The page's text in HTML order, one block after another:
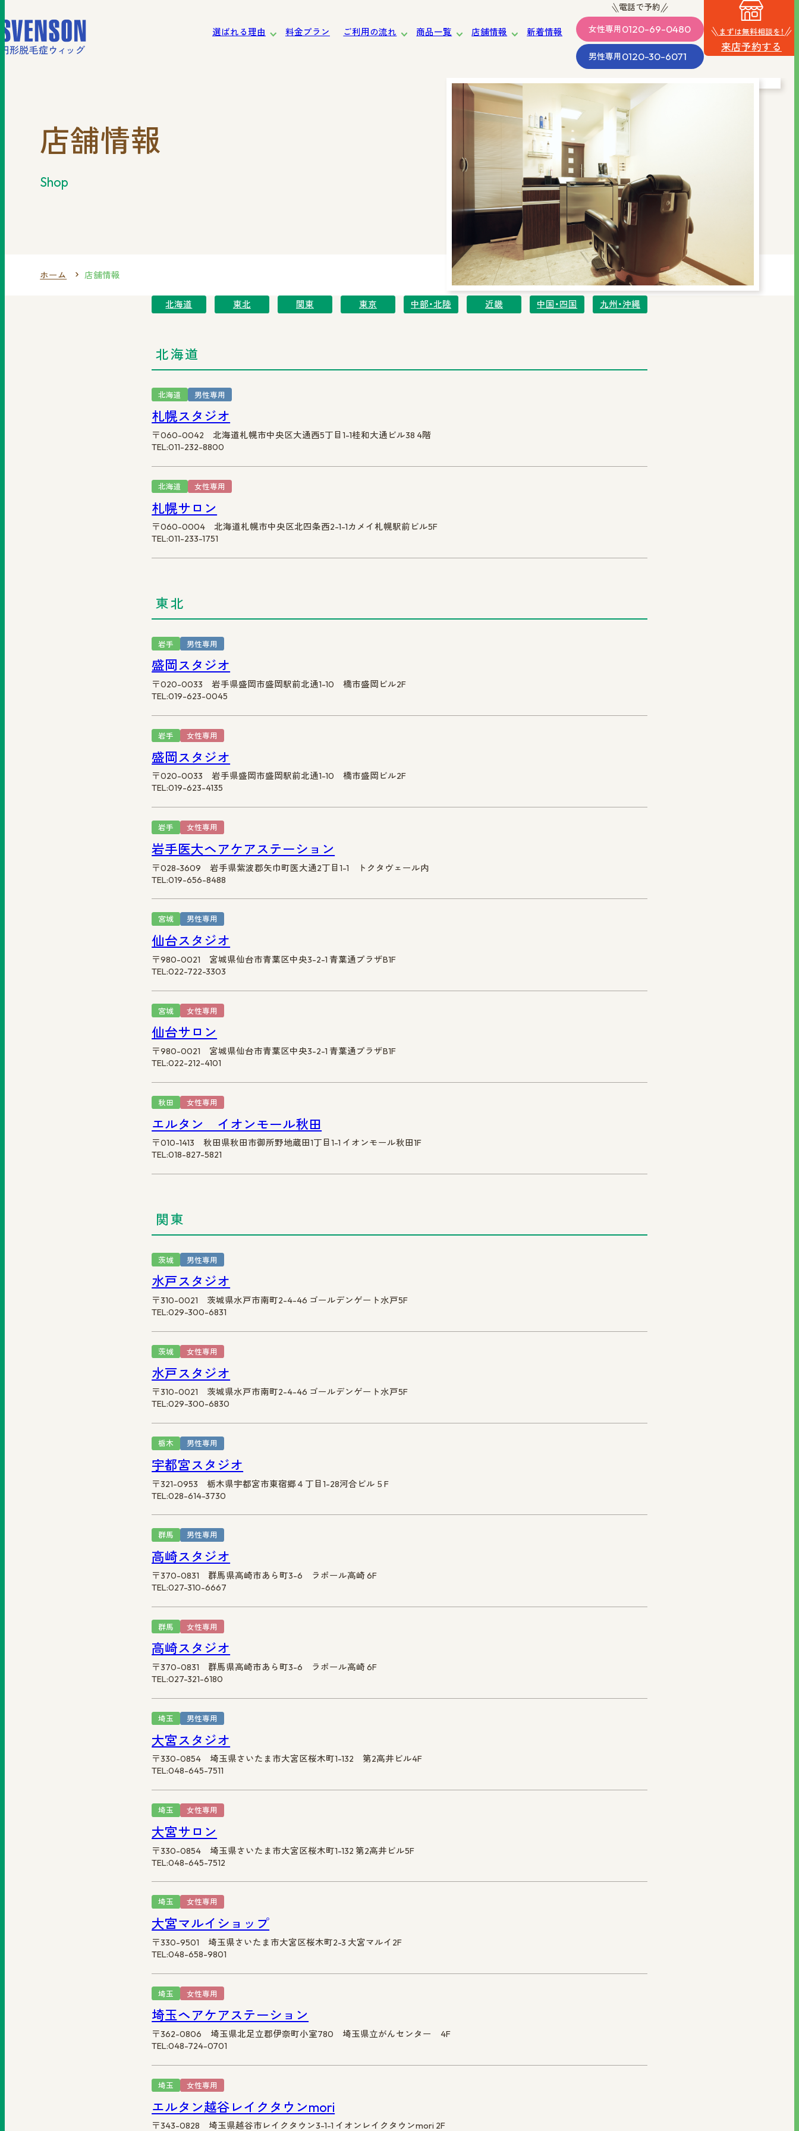
選ばれる理由
サービスの特長
料金プラン ご利用の流れ
お渡しまでの流れ
商品一覧 店舗情報
中国・四国 九州・沖縄
新着情報
電話で予約
女性専用0120-69-0480
男性専用0120-30-6071
まずは無料相談を！
来店予約する
店舗情報
shop
ホーム 店舗情報
北海道 東北 関東 東京 中部・北陸 近畿 中国・四国 九州・沖縄
北海道
北海道 男性専用
札幌スタジオ
〒060-0042 北海道札幌市中央区大通西5丁目1-1桂和大通ビル38 4階
TEL:011-232-8800
北海道 女性専用
札幌サロン
〒060-0004 北海道札幌市中央区北四条西2-1-1カメイ札幌駅前ビル5F
TEL:011-233-1751
東北
岩手 男性専用
盛岡スタジオ
〒020-0033 岩手県盛岡市盛岡駅前北通1-10 橋市盛岡ビル2F
TEL:019-623-0045
岩手 女性専用
盛岡スタジオ
〒020-0033 岩手県盛岡市盛岡駅前北通1-10 橋市盛岡ビル2F
TEL:019-623-4135
岩手 女性専用
岩手医大ヘアケアステーション
〒028-3609 岩手県紫波郡矢巾町医大通2丁目1-1 トクタヴェール内
TEL:019-656-8488
宮城 男性専用
仙台スタジオ
〒980-0021 宮城県仙台市青葉区中央3-2-1 青葉通プラザB1F
TEL:022-722-3303
宮城 女性専用
仙台サロン
〒980-0021 宮城県仙台市青葉区中央3-2-1 青葉通プラザB1F
TEL:022-212-4101
秋田 女性専用
エルタン イオンモール秋田
〒010-1413 秋田県秋田市御所野地蔵田1丁目1-1 イオンモール秋田1F
TEL:018-827-5821
関東
茨城 男性専用
水戸スタジオ
〒310-0021 茨城県水戸市南町2-4-46 ゴールデンゲート水戸5F
TEL:029-300-6831
茨城 女性専用
水戸スタジオ
〒310-0021 茨城県水戸市南町2-4-46 ゴールデンゲート水戸5F
TEL:029-300-6830
栃木 男性専用
宇都宮スタジオ
〒321-0953 栃木県宇都宮市東宿郷４丁目1-28河合ビル５F
TEL:028-614-3730
群馬 男性専用
高崎スタジオ
〒370-0831 群馬県高崎市あら町3-6 ラポール高崎 6F
TEL:027-310-6667
群馬 女性専用
高崎スタジオ
〒370-0831 群馬県高崎市あら町3-6 ラポール高崎 6F
TEL:027-321-6180
埼玉 男性専用
大宮スタジオ
〒330-0854 埼玉県さいたま市大宮区桜木町1-132 第2高井ビル4F
TEL:048-645-7511
埼玉 女性専用
大宮サロン
〒330-0854 埼玉県さいたま市大宮区桜木町1-132 第2高井ビル5F
TEL:048-645-7512
埼玉 女性専用
大宮マルイショップ
〒330-9501 埼玉県さいたま市大宮区桜木町2-3 大宮マルイ2F
TEL:048-658-9801
埼玉 女性専用
埼玉ヘアケアステーション
〒362-0806 埼玉県北足立郡伊奈町小室780 埼玉県立がんセンター 4F
TEL:048-724-0701
埼玉 女性専用
エルタン越谷レイクタウンmori
〒343-0828 埼玉県越谷市レイクタウン3-1-1 イオンレイクタウンmori 2F